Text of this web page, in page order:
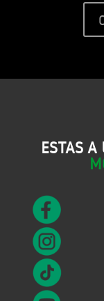
ESTAS